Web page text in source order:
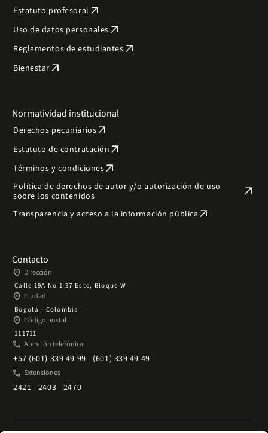
Estatuto profesoral arrow_outward
Uso de datos personales arrow_outward
Reglamentos de estudiantes arrow_outward
Bienestar arrow_outward
Normatividad institucional
Derechos pecuniariosarrow_outward
Estatuto de contratación arrow_outward
Términos y condicionesarrow_outward
Política de derechos de autor y/o autorización de uso
sobre los contenidos
arrow_outward
Transparencia y acceso a la información pública arrow_outward
Contacto
place Dirección
Calle 19A No 1-37 Este, Bloque W
place Ciudad
Bogotá - Colombia
place Código postal
111711
phone Atención telefónica
+57 (601) 339 49 99 - (601) 339 49 49
phone Extensiones
2421 - 2403 - 2470